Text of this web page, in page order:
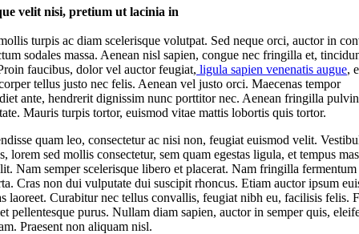
velit nisi, pretium ut lacinia in
turpis ac diam scelerisque volutpat. Sed neque orci, auctor in
sodales massa. Aenean nisl sapien, congue nec fringilla et,
faucibus, dolor vel auctor feugiat, ligula sapien venenatis augue,
tellus justo nec felis. Aenean vel justo orci. Maecenas tempor
ante, hendrerit dignissim nunc porttitor nec. Aenean fringilla
Mauris turpis tortor, euismod vitae mattis lobortis quis tortor.
quam leo, consectetur ac nisi non, feugiat euismod velit.
lorem sed mollis consectetur, sem quam egestas ligula, et tempus
Nam semper scelerisque libero et placerat. Nam fringilla fermentum
Cras non dui vulputate dui suscipit rhoncus. Etiam auctor ipsum
laoreet. Curabitur nec tellus convallis, feugiat nibh eu, facilisis felis.
pellentesque purus. Nullam diam sapien, auctor in semper quis,
Praesent non aliquam nisl.